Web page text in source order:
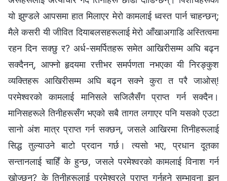
यो झुण्डले आपसमा हात मिलाएर मेरो कामलाई ध्वस्त पार्न चाहन्छन्;
मैले कसरी यी जीवित दियाबलसहरूलाई मेरो आँखाअगाडि अस्तित्वमा
रहन दिन सक्छु र? अर्ध-समर्पितहरू समेत आखिरीसम्म अघि बढ्न
सक्दैनन्, आफ्नो हृदयमा रत्तीभर समर्पणता नभएका यी निरङ्कुश
व्यक्तिहरू आखिरीसम्म अघि बढ्न सक्‍ने कुरा त परै जाओस्!
परमेश्‍वरको कामलाई मानिसले सजिलैसँग प्राप्त गर्न सक्दैन।
मानिसहरूले तिनीहरूसँग भएको सबै तागत लगाएर पनि यसको एउटा
सानो अंश मात्र प्राप्त गर्न सक्छन्, जसले आखिरमा तिनीहरूलाई
सिद्ध तुल्याउने बाटो प्रदान गर्छ। त्यसो भए, प्रधान दूतका
सन्तानलाई चाहिँ के हुन्छ, जसले परमेश्‍वरको कामलाई विनाश गर्न
खोज्छन्? के तिनीहरूलाई परमेश्‍वरले प्राप्त गर्नुहुने सम्भावना झन्